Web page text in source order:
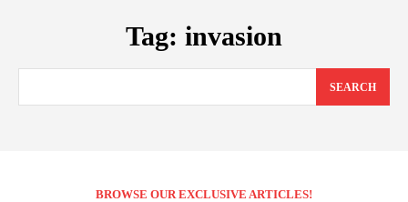
Tag: invasion
SEARCH
BROWSE OUR EXCLUSIVE ARTICLES!